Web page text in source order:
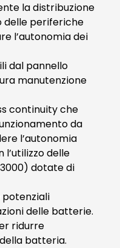
la distribuzione
delle periferiche
l’autonomia dei
dal pannello
manutenzione
continuity che
da
l’autonomia
delle
dotate di
delle batterie.
ridurre
batteria.